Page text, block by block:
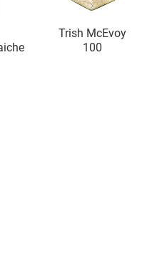
Trish McEvoy
100